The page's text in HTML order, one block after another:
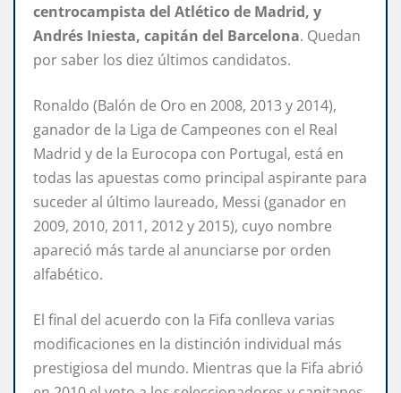
centrocampista del Atlético de Madrid, y
Andrés Iniesta, capitán del Barcelona. Quedan
por saber los diez últimos candidatos.
Ronaldo (Balón de Oro en 2008, 2013 y 2014),
ganador de la Liga de Campeones con el Real
Madrid y de la Eurocopa con Portugal, está en
todas las apuestas como principal aspirante para
suceder al último laureado, Messi (ganador en
2009, 2010, 2011, 2012 y 2015), cuyo nombre
apareció más tarde al anunciarse por orden
alfabético.
El final del acuerdo con la Fifa conlleva varias
modificaciones en la distinción individual más
prestigiosa del mundo. Mientras que la Fifa abrió